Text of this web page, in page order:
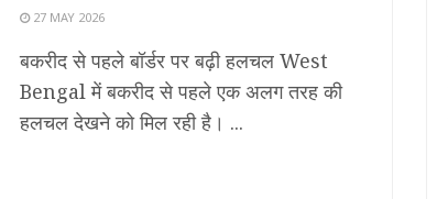
27 MAY 2026
बकरीद से पहले बॉर्डर पर बढ़ी हलचल West
Bengal में बकरीद से पहले एक अलग तरह की
हलचल देखने को मिल रही है। ...